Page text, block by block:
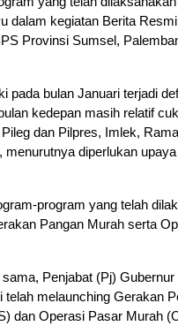
dalam kegiatan Berita
Provinsi Sumsel,
pada bulan Januari terjadi
kedepan masih relatif
dan Pilpres, Imlek,
menurutnya diperlukan
program yang telah
Pangan Murah serta
Penjabat (Pj)
melaunching Gerakan
dan Operasi Pasar Murah